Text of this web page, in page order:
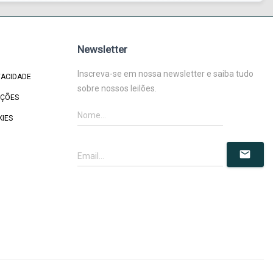
Newsletter
Inscreva-se em nossa newsletter e saiba tudo
sobre nossos leilões.
mail